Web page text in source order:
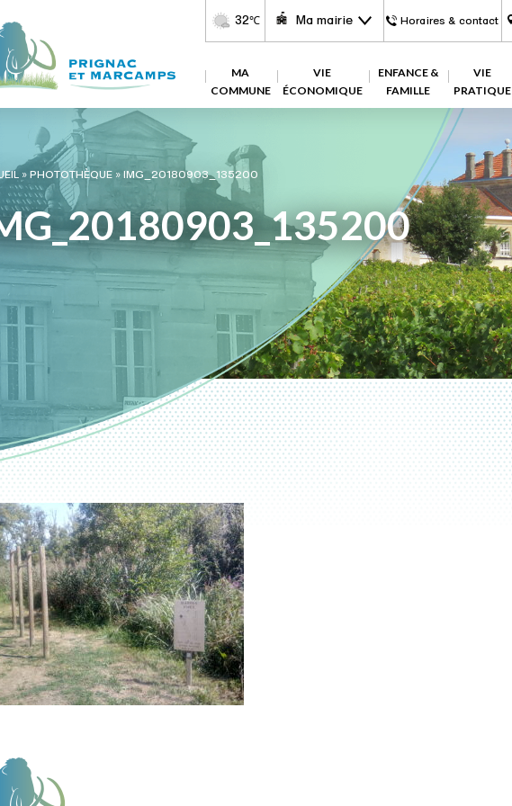
32℃ Ma mairie Horaires & contact
MA
COMMUNE
VIE
ÉCONOMIQUE
ENFANCE &
FAMILLE
VIE
PRATIQUE
»PHOTOTHÈQUE»IMG_20180903_135200